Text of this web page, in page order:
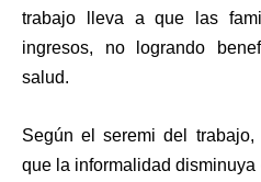
trabajo lleva a que las
ingresos, no logrando
salud.
Según el seremi del trabajo,
que la informalidad